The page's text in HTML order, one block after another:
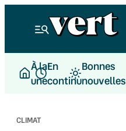
À la
une
En
continu
Bonnes
nouvelles
CLIMAT